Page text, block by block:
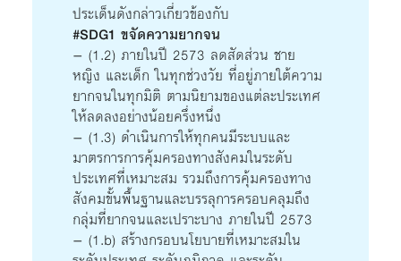
ประเด็นดังกล่าวเกี่ยวข้องกับ
#SDG1 ขจัดความยากจน
– (1.2) ภายในปี 2573 ลดสัดส่วน ชาย
หญิง และเด็ก ในทุกช่วงวัย ที่อยู่ภายใต้ความ
ยากจนในทุกมิติ ตามนิยามของแต่ละประเทศ
ให้ลดลงอย่างน้อยครึ่งหนึ่ง
– (1.3) ดำเนินการให้ทุกคนมีระบบและ
มาตรการการคุ้มครองทางสังคมในระดับ
ประเทศที่เหมาะสม รวมถึงการคุ้มครองทาง
สังคมขั้นพื้นฐานและบรรลุการครอบคลุมถึง
กลุ่มที่ยากจนและเปราะบาง ภายในปี 2573
– (1.b) สร้างกรอบนโยบายที่เหมาะสมใน